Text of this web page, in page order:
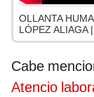
OLLANTA
LÓPEZ ALIAGA
Cabe
Atencio